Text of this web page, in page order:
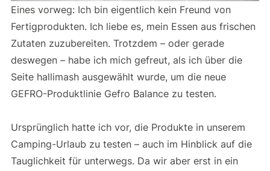
Eines vorweg: Ich bin eigentlich kein Freund von
Fertigprodukten. Ich liebe es, mein Essen aus frischen
Zutaten zuzubereiten. Trotzdem – oder gerade
deswegen – habe ich mich gefreut, als ich über die
Seite hallimash ausgewählt wurde, um die neue
GEFRO-Produktlinie Gefro Balance zu testen.
Ursprünglich hatte ich vor, die Produkte in unserem
Camping-Urlaub zu testen – auch im Hinblick auf die
Tauglichkeit für unterwegs. Da wir aber erst in ein